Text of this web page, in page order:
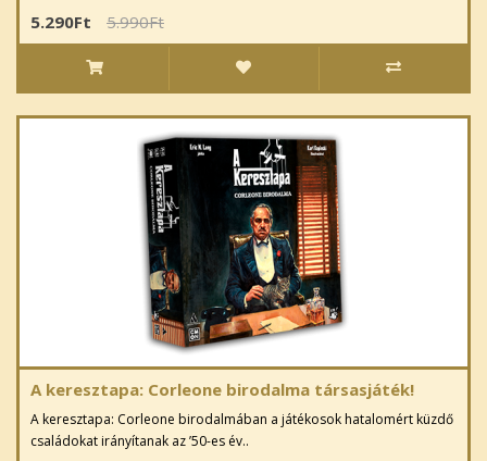
5.290Ft 5.990Ft
A keresztapa: Corleone birodalma társasjáték!
A keresztapa: Corleone birodalmában a játékosok hatalomért küzdő
családokat irányítanak az ’50-es év..